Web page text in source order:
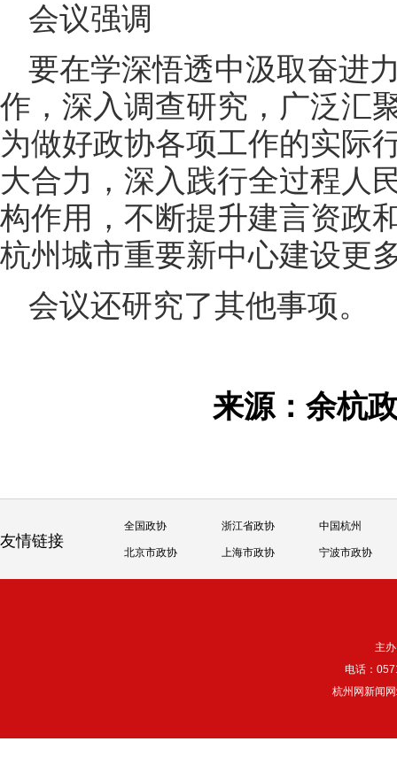
会议强调
要在学深悟透中汲取奋进
作，深入调查研究，广泛汇
为做好政协各项工作的实际
大合力，深入践行全过程人
构作用，不断提升建言资政
杭州城市重要新中心建设更
会议还研究了其他事项。
来源：余
友情链接
全国政协 浙江省政协 中国杭州
北京市政协 上海市政协 宁波市政协
主
电话：
杭州网新闻